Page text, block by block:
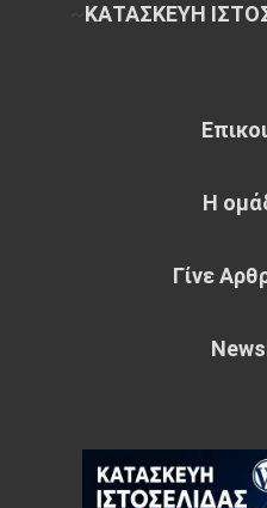
ΚΑΤΑΣΚΕΥΗ
Η
Γίνε